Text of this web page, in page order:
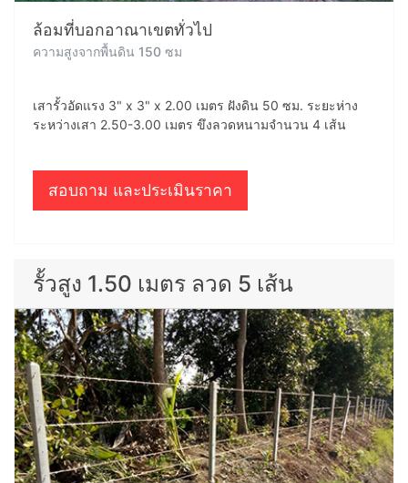
ล้อมที่บอกอาณาเขตทั่วไป
ความสูงจากพื้นดิน 150 ซม
เสารั้วอัดแรง 3" x 3" x 2.00 เมตร ฝังดิน 50 ซม. ระยะห่าง
ระหว่างเสา 2.50-3.00 เมตร ขึงลวดหนามจำนวน 4 เส้น
สอบถาม และประเมินราคา
รั้วสูง 1.50 เมตร ลวด 5 เส้น